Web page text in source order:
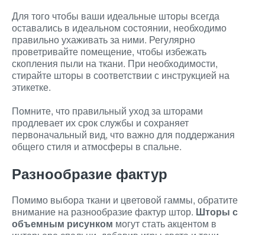
Для того чтобы ваши идеальные шторы всегда
оставались в идеальном состоянии, необходимо
правильно ухаживать за ними. Регулярно
проветривайте помещение, чтобы избежать
скопления пыли на ткани. При необходимости,
стирайте шторы в соответствии с инструкцией на
этикетке.
Помните, что правильный уход за шторами
продлевает их срок службы и сохраняет
первоначальный вид, что важно для поддержания
общего стиля и атмосферы в спальне.
Разнообразие фактур
Помимо выбора ткани и цветовой гаммы, обратите
внимание на разнообразие фактур штор. Шторы с
объемным рисунком могут стать акцентом в